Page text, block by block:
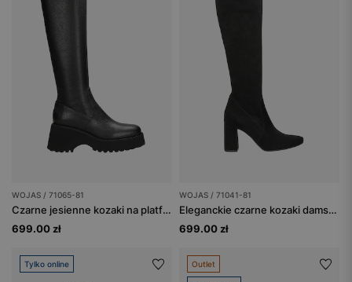
WOJAS / 71065-81
Czarne jesienne kozaki na platformie
699.00 zł
WOJAS / 71041-81
Eleganckie czarne kozaki damskie na obcasie
699.00 zł
Tylko online Outlet